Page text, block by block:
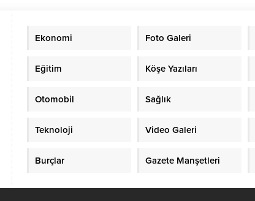
uyuşturucu madde imal ve ticareti
kibirlenenlere...
Ekonomi Foto Galeri
Eğitim Köşe Yazıları
Otomobil Sağlık
Teknoloji Video Galeri
Burçlar Gazete Manşetleri